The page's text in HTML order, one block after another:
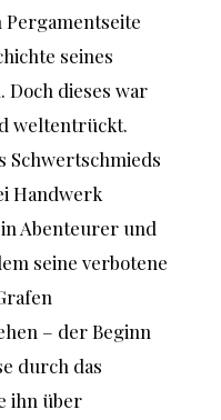
Pergamentseite
seines
Doch dieses war
weltentrückt.
Schwertschmieds
Handwerk
Abenteurer und
seine verbotene
– der Beginn
durch das
ihn über